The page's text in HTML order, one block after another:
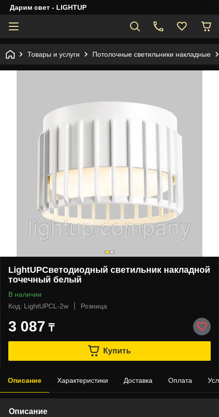
Дарим свет - LIGHTUP
Товары и услуги Потолочные светильники накладные
LightUPСветодиодный светильник накладной
точечный белый
В наличии
Код: LightUPСL-2w
Розница
3 087 ₸
Купить
Описание Характеристики Доставка Оплата
Описание